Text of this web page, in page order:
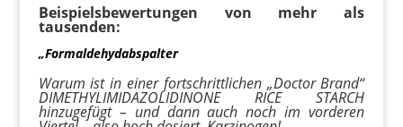
Beispielsbewertungen von mehr als
tausenden:
„Formaldehydabspalter
Warum ist in einer fortschrittlichen „Doctor Brand“
DIMETHYLIMIDAZOLIDINONE RICE STARCH
hinzugefügt – und dann auch noch im vorderen